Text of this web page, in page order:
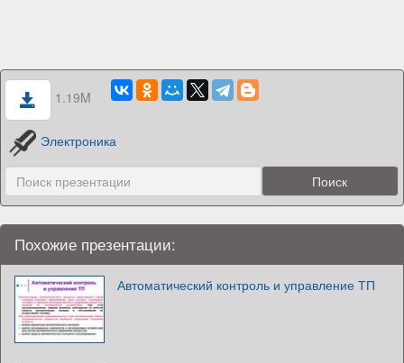
1.19M
Электроника
Похожие презентации:
Автоматический контроль и управление ТП